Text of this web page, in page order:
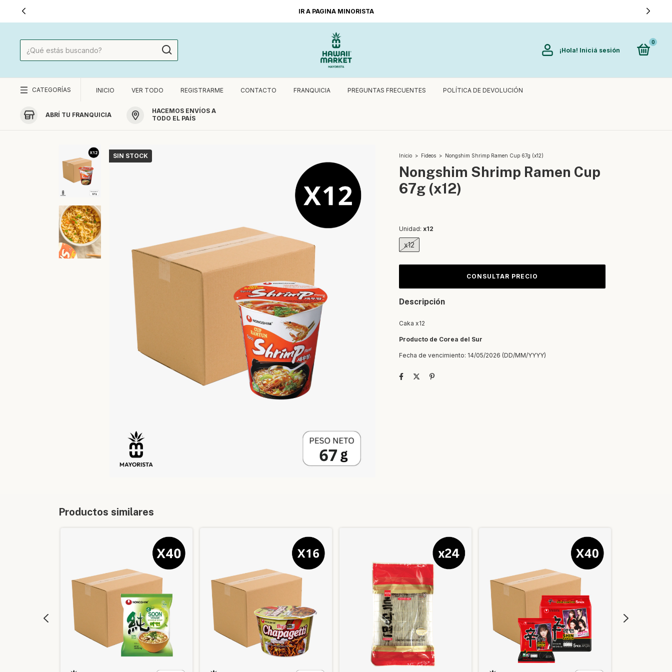
IR A PAGINA MINORISTA
¡Hola! Iniciá sesión
0
CATEGORÍAS INICIO VER TODO REGISTRARME CONTACTO FRANQUICIA PREGUNTAS FRECUENTES POLÍTICA DE DEVOLUCIÓN
ABRÍ TU FRANQUICIA
HACEMOS ENVÍOS A
TODO EL PAÍS
SIN STOCK Inicio > Fideos > Nongshim Shrimp Ramen Cup 67g (x12)
Nongshim Shrimp Ramen Cup
67g (x12)
Unidad: x12
x12
Descripción
Caka x12
Producto de Corea del Sur
Fecha de vencimiento: 14/05/2026 (DD/MM/YYYY)
Productos similares